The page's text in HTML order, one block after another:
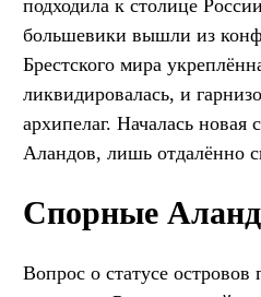
подходила к столице
большевики вышли из
Брестского мира
ликвидировалась, и
архипелаг. Началась новая
Аландов, лишь отдалённо
Спорные
Вопрос о статусе